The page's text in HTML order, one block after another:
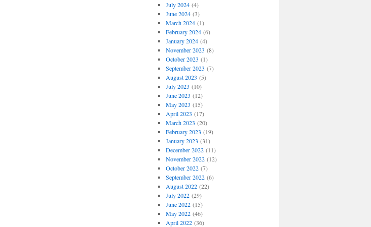
July 2024(4)
June 2024(3)
March 2024(1)
February 2024(6)
January 2024(4)
November 2023 (8)
October 2023 (1)
September 2023 (7)
August 2023 (5)
July 2023 (10)
June 2023 (12)
May 2023 (15)
April 2023 (17)
March 2023 (20)
February 2023 (19)
January 2023 (31)
December 2022(11)
November 2022(12)
October 2022(7)
September 2022(6)
August 2022(22)
July 2022(29)
June 2022(15)
May 2022(46)
April 2022(36)